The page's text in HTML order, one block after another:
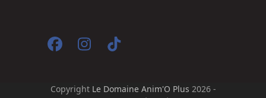
Facebook
Instagram
Tiktok
Copyright Le Domaine Anim'O Plus 2026 -